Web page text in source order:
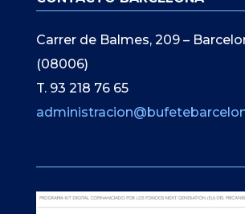
Carrer de Balmes, 209 –
(08006)
T. 93 218 76 65